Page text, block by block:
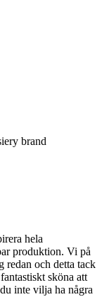
brand
hela
produktion. Vi på
redan och detta tack
sköna att
inte vilja ha några